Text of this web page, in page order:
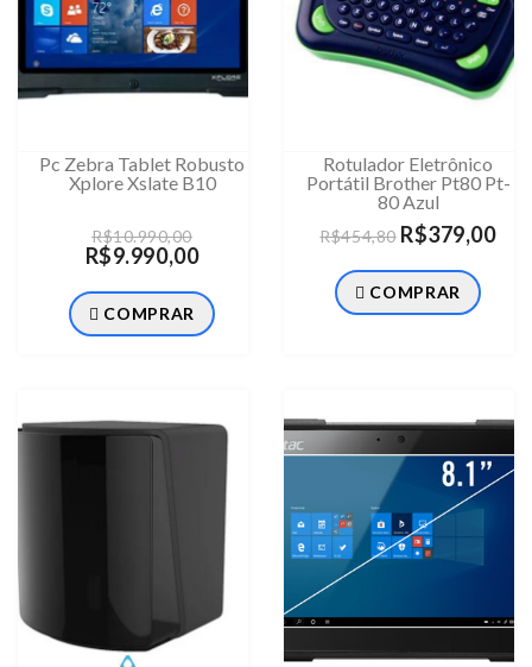
Pc Zebra Tablet Robusto
Xplore Xslate B10
R$10.990,00
R$9.990,00
COMPRAR
Rotulador Eletrônico
Portátil Brother Pt80 Pt-
80 Azul
R$454,80R$379,00
COMPRAR